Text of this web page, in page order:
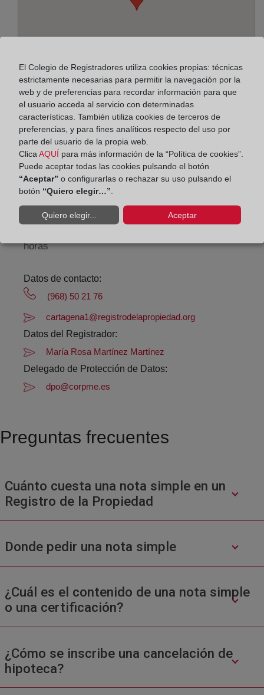
Dirección:
Mayor, 36 - 1ª, 30201
Horario:
Agosto: De lunes a viernes de 09:00 a 14:00 horas
horas
Datos de contacto:
(968) 50 21 76
cartagena1@registrodelapropiedad.org
Datos del Registrador:
María Rosa Martínez Martínez
Delegado de Protección de Datos:
dpo@corpme.es
Preguntas frecuentes
Cuánto cuesta una nota simple en un
Registro de la Propiedad
Donde pedir una nota simple
¿Cuál es el contenido de una nota simple
o una certificación?
¿Cómo se inscribe una cancelación de
hipoteca?
El Colegio de Registradores utiliza cookies propias: técnicas
estrictamente necesarias para permitir la navegación por la
web y de preferencias para recordar información para que
el usuario acceda al servicio con determinadas
características. También utiliza cookies de terceros de
preferencias, y para fines analíticos respecto del uso por
parte del usuario de la propia web.
Clica AQUÍ para más información de la “Política de cookies”.
Puede aceptar todas las cookies pulsando el botón
“Aceptar” o configurarlas o rechazar su uso pulsando el
botón “Quiero elegir…”
Quiero elegir... Aceptar